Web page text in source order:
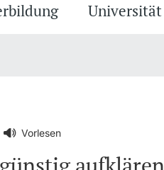
Universität
Vorlesen